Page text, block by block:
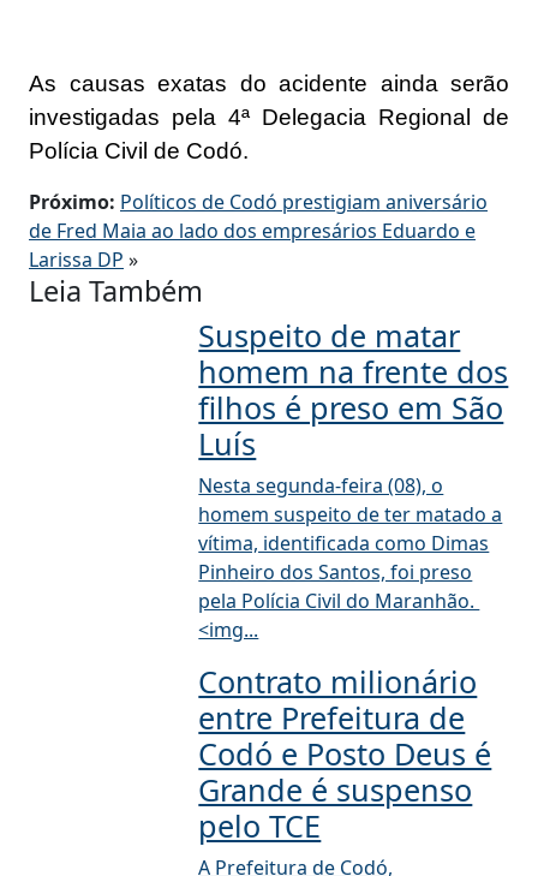
As causas exatas do acidente ainda serão
investigadas pela 4ª Delegacia Regional de
Polícia Civil de Codó.
Próximo: Políticos de Codó prestigiam aniversário
de Fred Maia ao lado dos empresários Eduardo e
Larissa DP »
Leia Também
Suspeito de matar
homem na frente dos
filhos é preso em São
Luís
Nesta segunda-feira (08), o
homem suspeito de ter matado a
vítima, identificada como Dimas
Pinheiro dos Santos, foi preso
pela Polícia Civil do Maranhão.
<img...
Contrato milionário
entre Prefeitura de
Codó e Posto Deus é
Grande é suspenso
pelo TCE
A Prefeitura de Codó,